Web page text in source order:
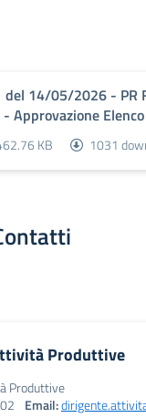
del 14/05/2026 - PR
Approvazione
KB 1031
Produttive
Produttive
Email: